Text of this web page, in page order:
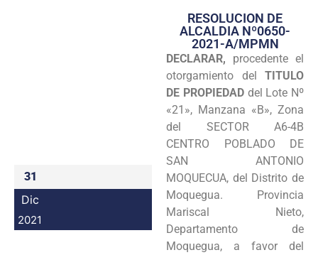
Transparencia
Seguridad
Programas
Intranet
31
Dic
2021
RESOLUCION DE
ALCALDIA Nº0650-
2021-A/MPMN
DECLARAR, procedente el
otorgamiento del TITULO
DE PROPIEDADdel Lote Nº
«21», Manzana «B», Zona
del SECTOR A6-4B
CENTRO POBLADO DE
SAN ANTONIO
MOQUECUA, del Distrito de
Moquegua. Provincia
Mariscal Nieto,
Departamento de
Moquegua, a favor del